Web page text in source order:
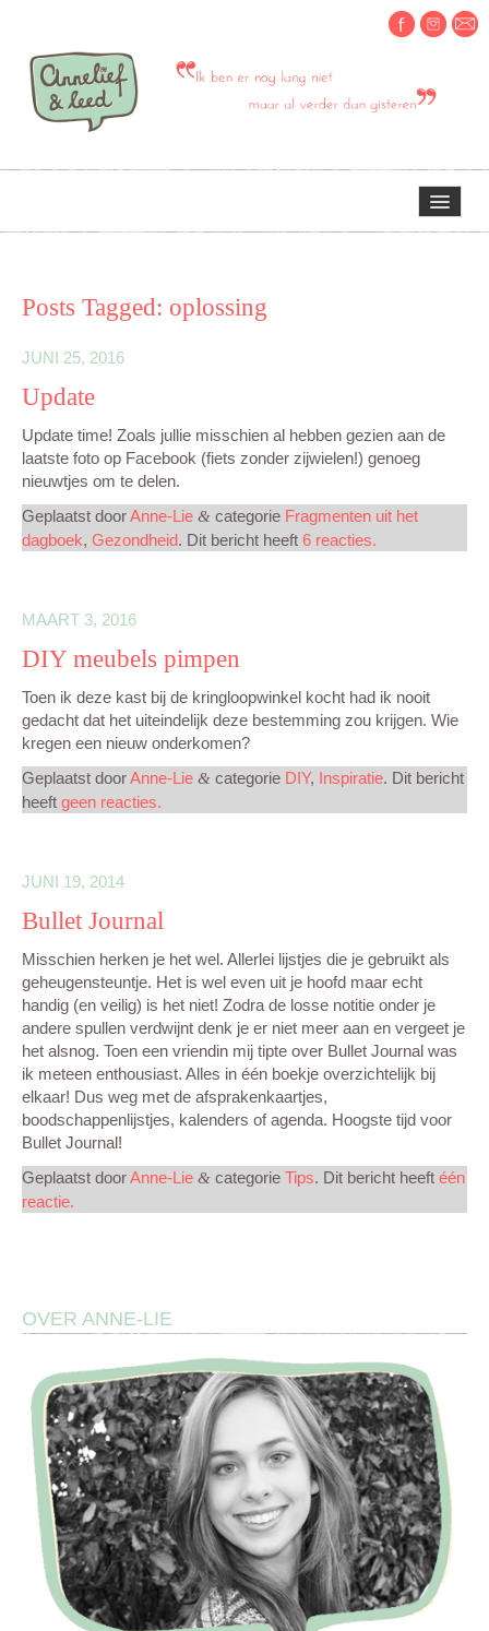
ERVARINGEN OM TE DELEN
CREATIEF
MIJN CREATIES
CONTACT
Posts Tagged: oplossing
JUNI 25, 2016
Update
Update time! Zoals jullie misschien al hebben gezien aan de
laatste foto op Facebook (fiets zonder zijwielen!) genoeg
nieuwtjes om te delen.
Geplaatst doorAnne-Lie & categorie Fragmenten uit het
dagboek, Gezondheid. Dit bericht heeft 6 reacties.
MAART 3, 2016
DIY meubels pimpen
Toen ik deze kast bij de kringloopwinkel kocht had ik nooit
gedacht dat het uiteindelijk deze bestemming zou krijgen. Wie
kregen een nieuw onderkomen?
Geplaatst doorAnne-Lie & categorie DIY, Inspiratie. Dit bericht
heeft geen reacties.
JUNI 19, 2014
Bullet Journal
Misschien herken je het wel. Allerlei lijstjes die je gebruikt als
geheugensteuntje. Het is wel even uit je hoofd maar echt
handig (en veilig) is het niet! Zodra de losse notitie onder je
andere spullen verdwijnt denk je er niet meer aan en vergeet je
het alsnog. Toen een vriendin mij tipte over Bullet Journal was
ik meteen enthousiast. Alles in één boekje overzichtelijk bij
elkaar! Dus weg met de afsprakenkaartjes,
boodschappenlijstjes, kalenders of agenda. Hoogste tijd voor
Bullet Journal!
Geplaatst doorAnne-Lie & categorie Tips. Dit bericht heeft één
reactie.
OVER ANNE-LIE